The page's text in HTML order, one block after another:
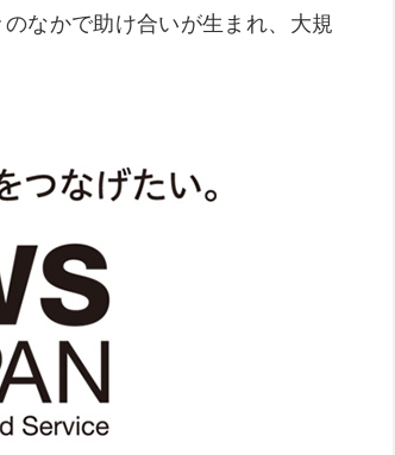
なかで助け合いが生まれ、大規